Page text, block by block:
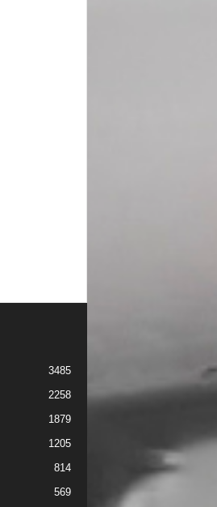
3485
2258
1879
1205
814
569